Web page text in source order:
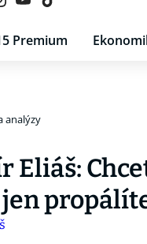
Premium
analýzy
Eliáš: